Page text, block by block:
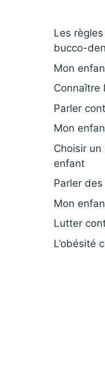
Les
bucco-
Mon
Connaître
Parler
Mon
Choisir
enfant
Parler
Mon
Lutter
L’obésité